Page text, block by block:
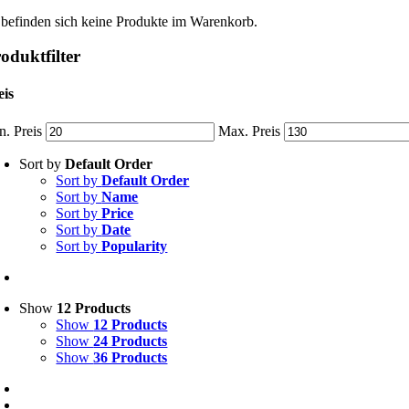
sich keine Produkte im Warenkorb.
Preis Max. Preis
Sort byDefault Order
Sort byDefault Order
Sort byName
Sort byPrice
Sort byDate
Sort byPopularity
Show 12 Products
Show 12 Products
Show24 Products
Show36 Products